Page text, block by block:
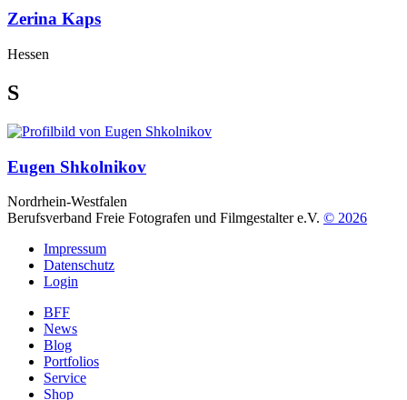
Zerina Kaps
Hessen
S
Eugen Shkolnikov
Nordrhein-Westfalen
Berufsverband Freie Fotografen und Filmgestalter e.V. © 2026
Impressum
Datenschutz
Login
BFF
News
Blog
Portfolios
Service
Shop